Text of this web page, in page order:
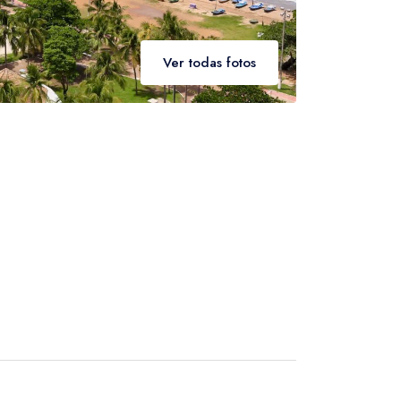
Ver todas fotos
cobrado multa.
do atrativo do voucher.
CAD- $
Canadian dollar
CAD- $